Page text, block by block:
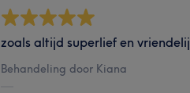
zoals altijd superlief en
Behandeling door Kiana